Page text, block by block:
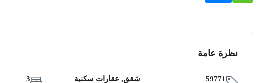
نظرة عامة
59771 شقق, عقارات سكنية 3